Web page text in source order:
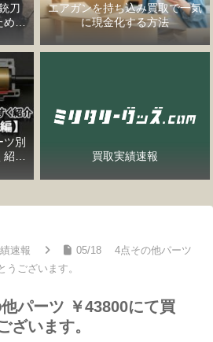
刀
めの
エアガンを持ち込み買取で一気
に現金化する方法
別
介
買取実績速報
速報
05/18 4点その他パーツ
うございます。
パーツ ￥43800にて買
ざいます。